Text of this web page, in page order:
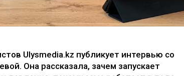
Ulysmedia.kz публикует интервью со
Она рассказала, зачем запускает